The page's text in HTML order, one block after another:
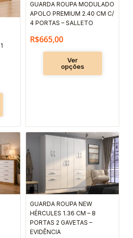
podem
escolhidas
produto
GUARDA ROUPA MODULADO
APOLO PREMIUM 2.40 CM C/
4 PORTAS – SALLETO
R$665,00
Ver
opções
opções
podem
produto
tem
várias
variantes.
GUARDA ROUPA NEW
HÉRCULES 1.36 CM – 8
PORTAS 2 GAVETAS –
EVIDÊNCIA
Este
produto
tem
várias
variantes.